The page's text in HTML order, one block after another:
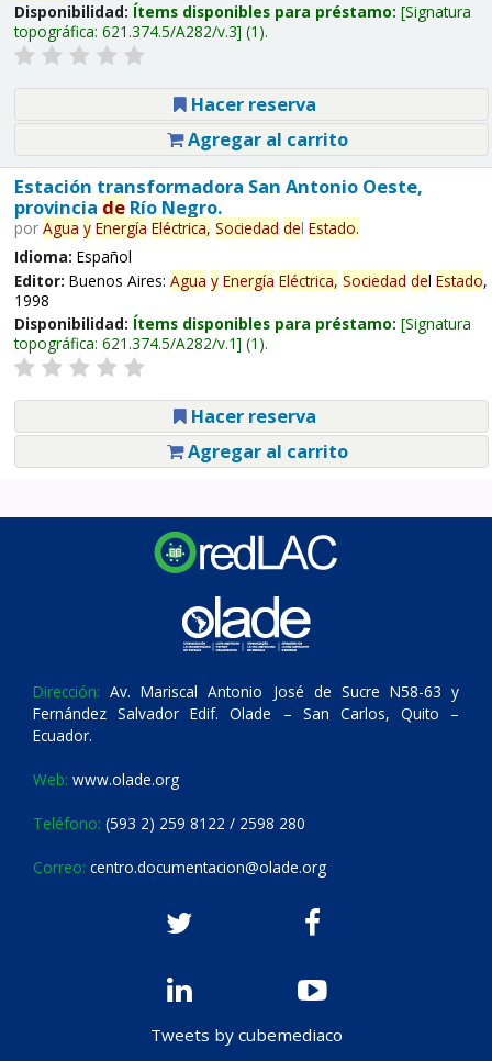
Disponibilidad: Ítems disponibles para préstamo: Signatura
topográfica: 621.374.5/A282/v.3 (1).
Hacer reserva
Agregar al carrito
Estación transformadora San Antonio Oeste,
provincia deRío Negro.
por Agua y Energía Eléctrica, Sociedad del Estado.
Idioma: Español
Editor: Buenos Aires: Agua y Energía Eléctrica, Sociedad del Estado,
1998
Disponibilidad: Ítems disponibles para préstamo: Signatura
topográfica: 621.374.5/A282/v.1 (1).
Hacer reserva
Agregar al carrito
Dirección: Av. Mariscal Antonio José de Sucre N58-63 y
Fernández Salvador Edif. Olade – San Carlos, Quito –
Ecuador.
Web: www.olade.org
Teléfono: (593 2) 259 8122 / 2598 280
Correo: centro.documentacion@olade.org
Tweets by cubemediaco